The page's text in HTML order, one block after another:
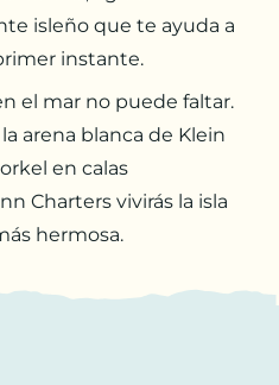
isleño que te ayuda a
instante.
el mar no puede faltar.
arena blanca de Klein
en calas
Charters vivirás la isla
hermosa.